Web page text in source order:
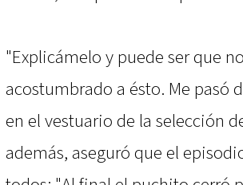
"Explicámelo y puede ser que
acostumbrado a ésto. Me pasó
en el vestuario de la selección
además, aseguró que el